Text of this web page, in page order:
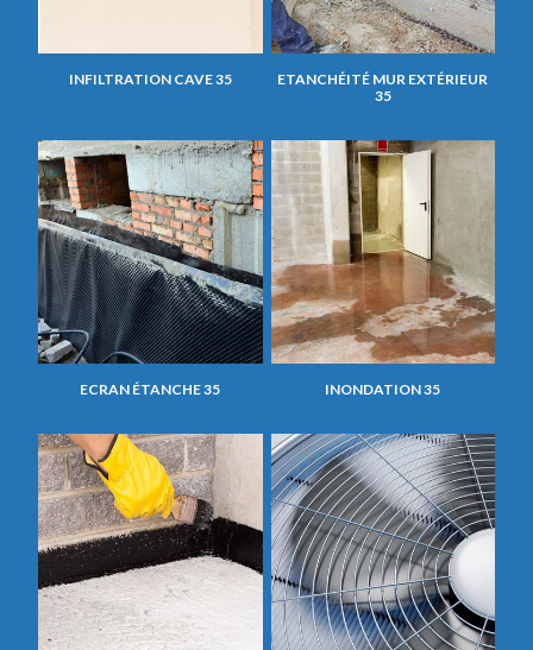
INFILTRATION CAVE 35
ETANCHÉITÉ MUR EXTÉRIEUR
35
ECRAN ÉTANCHE 35 INONDATION 35